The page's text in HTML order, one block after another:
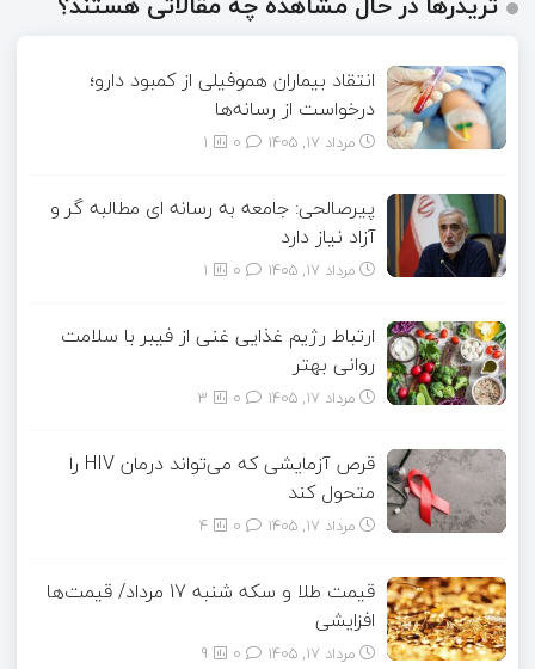
انتقاد بیماران هموفیلی از کمبود دارو؛
درخواست از رسانه‌ها
مرداد ۱۷, ۱۴۰۵ 1
پیرصالحی: جامعه به رسانه ای مطالبه گر و
آزاد نیاز دارد
مرداد ۱۷, ۱۴۰۵ 1
ارتباط رژیم غذایی غنی از فیبر با سلامت
روانی بهتر
مرداد ۱۷, ۱۴۰۵ 3
قرص آزمایشی که می‌تواند درمان HIV را
متحول کند
مرداد ۱۷, ۱۴۰۵ 4
قیمت طلا و سکه شنبه 17 مرداد/ قیمت‌ها
افزایشی
مرداد ۱۷, ۱۴۰۵ 9